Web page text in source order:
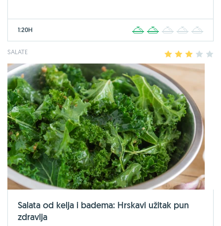
1:20H 2 3 4
SALATE 2 3 4
Salata od kelja i badema: Hrskavi užitak pun
zdravlja